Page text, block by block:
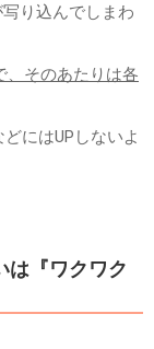
り込んでしまわ
、そのあたりは各
にはUPしないよ
は『ワクワク